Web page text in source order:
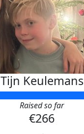
Tijn Keulemans
Raised so far
€266